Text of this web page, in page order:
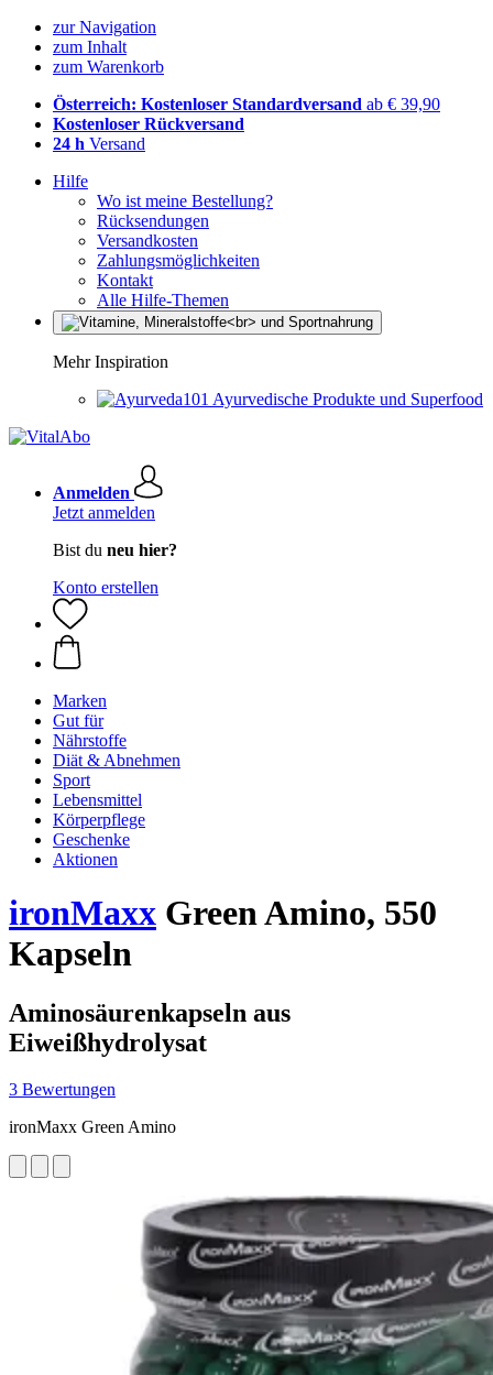
zur Navigation
zum Inhalt
zum Warenkorb
Österreich: Kostenloser Standardversand ab € 39,90
Kostenloser Rückversand
24 h Versand
Hilfe
Wo ist meine Bestellung?
Rücksendungen
Versandkosten
Zahlungsmöglichkeiten
Kontakt
Alle Hilfe-Themen
Mehr Inspiration
Ayurvedische Produkte und Superfood
Anmelden
Jetzt anmelden
Bist du neu hier?
Konto erstellen
Marken
Gut für
Nährstoffe
Diät & Abnehmen
Sport
Lebensmittel
Körperpflege
Geschenke
Aktionen
ironMaxx Green Amino, 550
Kapseln
Aminosäurenkapseln aus
Eiweißhydrolysat
3 Bewertungen
ironMaxx Green Amino